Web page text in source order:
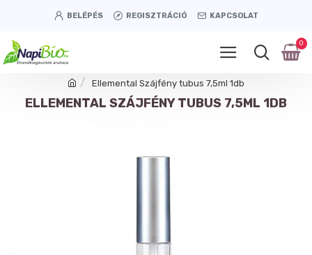
BELÉPÉS REGISZTRÁCIÓ KAPCSOLAT
0
Ellemental Szájfény tubus 7,5ml 1db
ELLEMENTAL SZÁJFÉNY TUBUS 7,5ML 1DB